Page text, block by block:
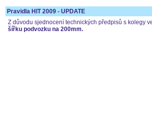
Pravidla HIT 2009 - UPDATE
Z důvodu sjednocení technických předpisů s kolegy
šířku podvozku na 200mm.